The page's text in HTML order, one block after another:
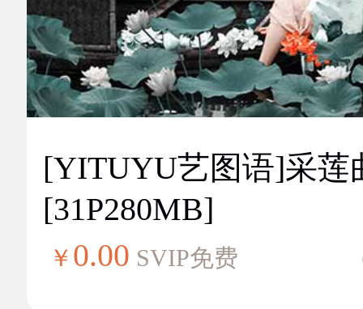
[YITUYU艺图语]采莲
[31P280MB]
￥ 0.00 SVIP免费